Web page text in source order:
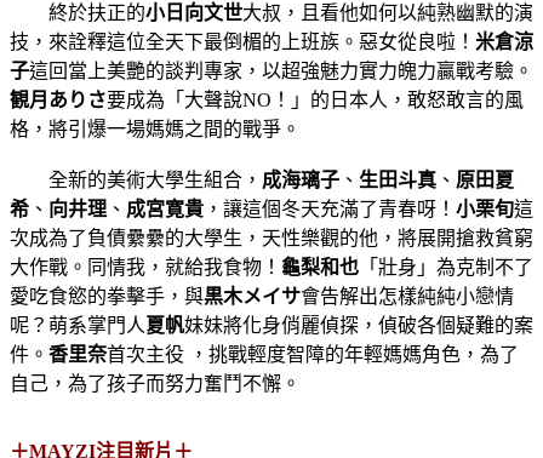
終於扶正的小日向文世大叔，且看他如何以純熟幽默的演
技，來詮釋這位全天下最倒楣的上班族。惡女從良啦！ 米倉涼
子這回當上美艷的談判專家，以超強魅力實力魄力贏戰考驗。
観月ありさ要成為「大聲說NO！」的日本人，敢怒敢言的風
格，將引爆一場媽媽之間的戰爭。
全新的美術大學生組合， 成海璃子 、 生田斗真 、 原田夏
希 、 向井理 、 成宮寛貴 ，讓這個冬天充滿了青春呀！ 小栗旬這
次成為了負債纍纍的大學生，天性樂觀的他，將展開搶救貧窮
大作戰。同情我，就給我食物！ 龜梨和也 「壯身」為克制不了
愛吃食慾的拳擊手，與黒木メイサ會告解出怎樣純純小戀情
呢？萌系掌門人夏帆妹妹將化身俏麗偵探，偵破各個疑難的案
件。 香里奈首次主役 ，挑戰輕度智障的年輕媽媽角色，為了
自己，為了孩子而努力奮鬥不懈。
＋MAYZI注目新片＋